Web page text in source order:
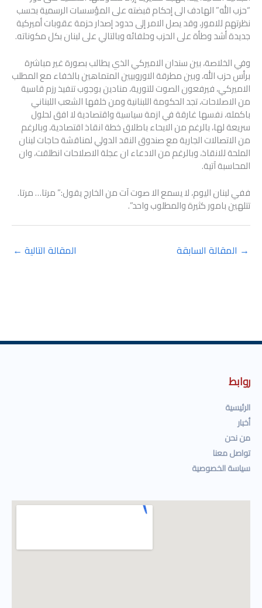
“حزب الله” الهادف الى إحكام قبضته على المؤسسات الرسمية بحسب
نظرتهم للامور، وقد يصل الامر إلى حدود إصدار حزمة عقوبات أميركية
جديدة أشد وطأة على الحزب وحلفائه وبالتالي على لبنان بكل مكوناته.
وفي الخلاصة، بين سندان الاميركي الذي يطالب بصورة غير مباشرة
برأس حزب الله، وبين مطرقة الاوروبيين المتماهين بالخفاء مع المطلب
الاميركي، فيرفعون الصوت للتورية، منادين بوجوب تنفيذ رزم قاسية
من الاصلاحات، تجد الحكومة اللبنانية ومن خلفها الشعب اللبناني
باكمله، نفسها غارقة في ازمة سياسية واقتصادية لا افق لحلول
سريعة لها، بالرغم من الايحاء باطلاق خطة انقاذ اقتصادية، وبالرغم
من الاتصالات الجارية مع صندوق النقد الدولي لمناقشة حاجات لبنان
الملحة للانقاذ، وبالرغم من الادعاء ان عجلة الاصلاحات انطلقت، وان
المحاسبة آتية.
ففي لبنان اليوم، لا يسمع الا صوت آت من الخارج يقول:” مرتا… مرتا.
تتلهين بامور كثيرة والمطلوب واحد”.
→ المقالة السابقة المقالة التالية ←
روابط
الرئيسية
أخبار
من نحن
تواصل معنا
سياسة الخصوصية